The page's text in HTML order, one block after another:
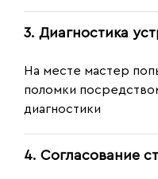
3. Диагностика
На месте мастер
поломки
диагностики
4. Согласование